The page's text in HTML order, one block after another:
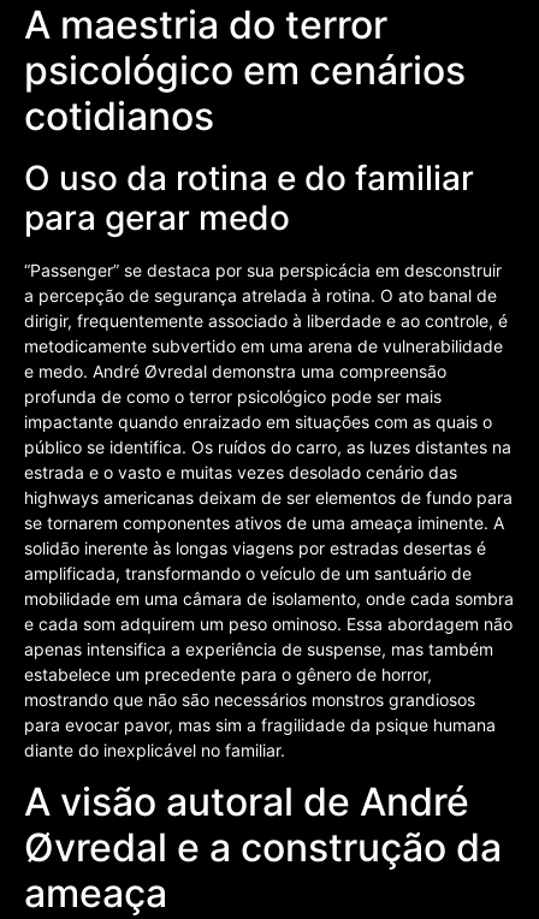
A maestria do terror
psicológico em cenários
cotidianos
O uso da rotina e do familiar
para gerar medo
“Passenger” se destaca por sua perspicácia em desconstruir
a percepção de segurança atrelada à rotina. O ato banal de
dirigir, frequentemente associado à liberdade e ao controle, é
metodicamente subvertido em uma arena de vulnerabilidade
e medo. André Øvredal demonstra uma compreensão
profunda de como o terror psicológico pode ser mais
impactante quando enraizado em situações com as quais o
público se identifica. Os ruídos do carro, as luzes distantes na
estrada e o vasto e muitas vezes desolado cenário das
highways americanas deixam de ser elementos de fundo para
se tornarem componentes ativos de uma ameaça iminente. A
solidão inerente às longas viagens por estradas desertas é
amplificada, transformando o veículo de um santuário de
mobilidade em uma câmara de isolamento, onde cada sombra
e cada som adquirem um peso ominoso. Essa abordagem não
apenas intensifica a experiência de suspense, mas também
estabelece um precedente para o gênero de horror,
mostrando que não são necessários monstros grandiosos
para evocar pavor, mas sim a fragilidade da psique humana
diante do inexplicável no familiar.
A visão autoral de André
Øvredal e a construção da
ameaça